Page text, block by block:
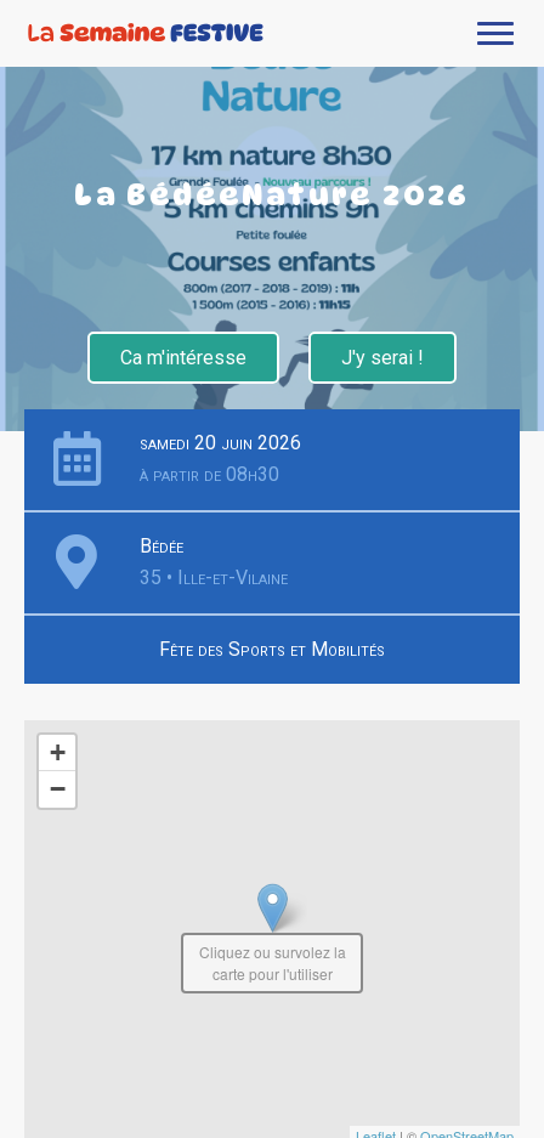
La BédéeNature 2026
Ca m'intéresse J'y serai !
samedi 20 juin 2026
à partir de 08h30
Bédée
35 • Ille-et-Vilaine
Fête des Sports et Mobilités
+
−
Cliquez ou survolez la
carte pour l'utiliser